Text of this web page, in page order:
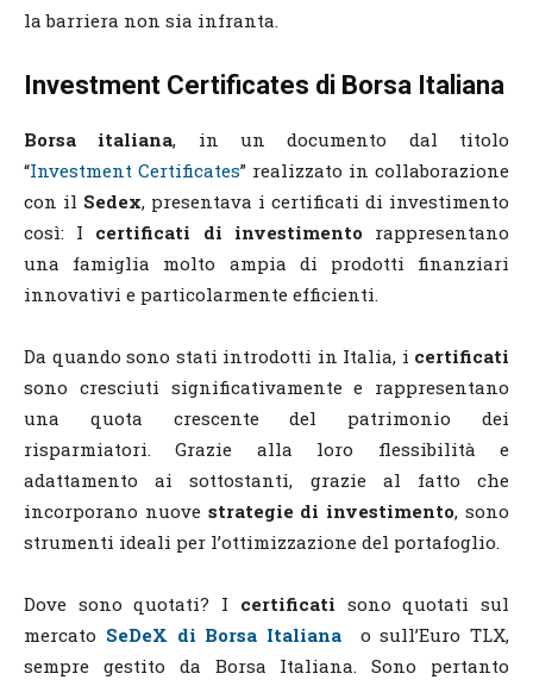
la barriera non sia infranta.
Investment Certificates di Borsa Italiana
Borsa italiana, in un documento dal titolo
“Investment Certificates” realizzato in collaborazione
con il Sedex, presentava i certificati di investimento
così: I certificati di investimento rappresentano
una famiglia molto ampia di prodotti finanziari
innovativi e particolarmente efficienti.
Da quando sono stati introdotti in Italia, i certificati
sono cresciuti significativamente e rappresentano
una quota crescente del patrimonio dei
risparmiatori. Grazie alla loro flessibilità e
adattamento ai sottostanti, grazie al fatto che
incorporano nuove strategie di investimento, sono
strumenti ideali per l’ottimizzazione del portafoglio.
Dove sono quotati? I certificati sono quotati sul
mercato SeDeX di Borsa Italiana
o sull’Euro TLX,
sempre gestito da Borsa Italiana. Sono pertanto